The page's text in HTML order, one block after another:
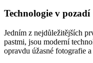
Technologie v pozadí
Jedním z nejdůležitějších
pastmi, jsou moderní
opravdu úžasné fotografie